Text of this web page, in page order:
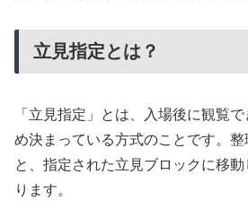
立見指定とは？
「立見指定」とは、入場後に観覧
め決まっている方式のことです。
と、指定された立見ブロックに移
ります。